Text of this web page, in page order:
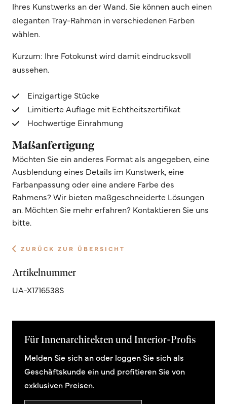
Ihres Kunstwerks an der Wand. Sie können auch einen
eleganten Tray-Rahmen in verschiedenen Farben
wählen.
Kurzum: Ihre Fotokunst wird damit eindrucksvoll
aussehen.
Einzigartige Stücke
Limitierte Auflage mit Echtheitszertifikat
Hochwertige Einrahmung
Maßanfertigung
Möchten Sie ein anderes Format als angegeben, eine
Ausblendung eines Details im Kunstwerk, eine
Farbanpassung oder eine andere Farbe des
Rahmens? Wir bieten maßgeschneiderte Lösungen
an. Möchten Sie mehr erfahren? Kontaktieren Sie uns
bitte.
ZURÜCK ZUR ÜBERSICHT
Artikelnummer
UA-X1716538S
Für Innenarchitekten und Interior-Profis
Melden Sie sich an oder loggen Sie sich als
Geschäftskunde ein und profitieren Sie von
exklusiven Preisen.